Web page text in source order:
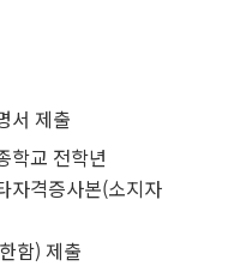
서 제출
학교 전학년
자격증사본(소지자
함) 제출